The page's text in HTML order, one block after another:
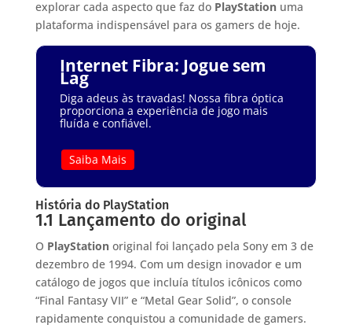
explorar cada aspecto que faz do PlayStationuma
plataforma indispensável para os gamers de hoje.
Internet Fibra: Jogue sem
Lag
Diga adeus às travadas! Nossa fibra óptica
proporciona a experiência de jogo mais
fluída e confiável.
Saiba Mais
História do PlayStation
1.1 Lançamento do original
O PlayStationoriginal foi lançado pela Sony em 3 de
dezembro de 1994. Com um design inovador e um
catálogo de jogos que incluía títulos icônicos como
“Final Fantasy VII” e “Metal Gear Solid”, o console
rapidamente conquistou a comunidade de gamers.